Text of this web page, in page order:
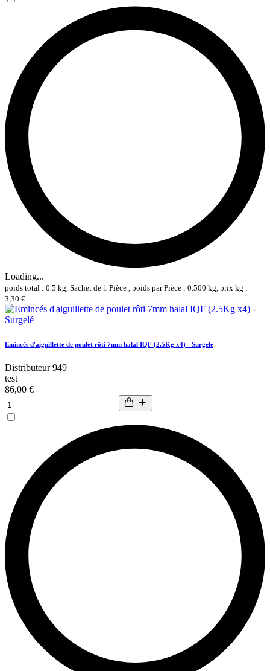
Loading...
poids total : 0.5 kg, Sachet de 1 Pièce , poids par Pièce : 0.500 kg, prix kg :
3,30 €
Emincés d'aiguillette de poulet rôti 7mm halal IQF (2.5Kg x4) - Surgelé
Distributeur 949
test
86,00 €